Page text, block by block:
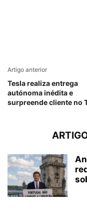
Artigo anterior
Tesla realiza entrega
autónoma inédita e
surpreende cliente no